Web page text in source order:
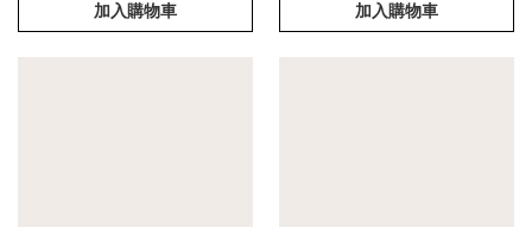
加入購物車 加入購物車